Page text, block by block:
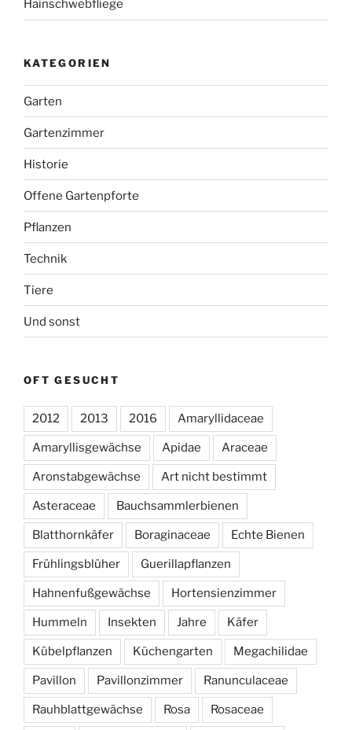
Hainschwebfliege
KATEGORIEN
Garten
Gartenzimmer
Historie
Offene Gartenpforte
Pflanzen
Technik
Tiere
Und sonst
OFT GESUCHT
2012 2013 2016 Amaryllidaceae
Amaryllisgewächse Apidae Araceae
Aronstabgewächse Art nicht bestimmt
Asteraceae Bauchsammlerbienen
Blatthornkäfer Boraginaceae Echte Bienen
Frühlingsblüher Guerillapflanzen
Hahnenfußgewächse Hortensienzimmer
Hummeln Insekten Jahre Käfer
Kübelpflanzen Küchengarten Megachilidae
Pavillon Pavillonzimmer Ranunculaceae
Rauhblattgewächse Rosa Rosaceae